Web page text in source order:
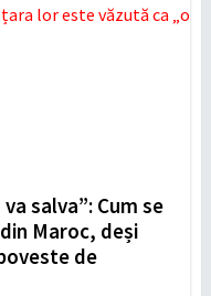
salva”: Cum se
Maroc, deși
de